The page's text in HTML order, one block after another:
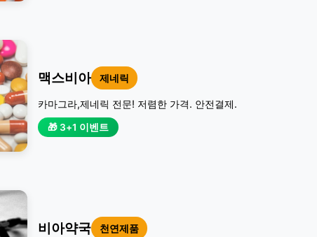
맥스비아 제네릭
카마그라,제네릭 전문! 저렴한 가격. 안전결제.
🎁 3+1 이벤트
비아약국 천연제품